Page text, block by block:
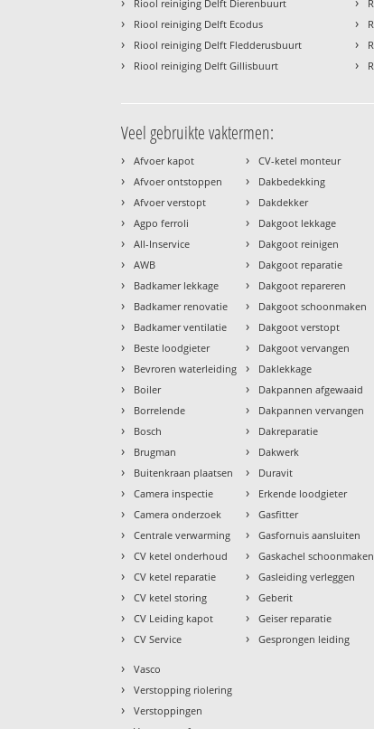
Riool reiniging Delft Dierenbuurt
› Riool reiniging Delft Ecodus
› Riool reiniging Delft Fledderusbuurt
› Riool reiniging Delft Gillisbuurt
›
›
›
Veel gebruikte vaktermen:
› Afvoer kapot
› Afvoer ontstoppen
› Afvoer verstopt
› Agpo ferroli
› All-Inservice
› AWB
› Badkamer lekkage
› Badkamer renovatie
› Badkamer ventilatie
› Beste loodgieter
› Bevroren waterleiding
› Boiler
› Borrelende
› Bosch
› Brugman
› Buitenkraan plaatsen
› Camera inspectie
› Camera onderzoek
› Centrale verwarming
› CV ketel onderhoud
› CV ketel reparatie
› CV ketel storing
› CV Leiding kapot
› CV Service
› CV-ketel monteur
› Dakbedekking
› Dakdekker
› Dakgoot lekkage
› Dakgoot reinigen
› Dakgoot reparatie
› Dakgoot repareren
› Dakgoot schoonmaken
› Dakgoot verstopt
› Dakgoot vervangen
› Daklekkage
› Dakpannen afgewaaid
› Dakpannen vervangen
› Dakreparatie
› Dakwerk
› Duravit
› Erkende loodgieter
› Gasfitter
› Gasfornuis aansluiten
› Gaskachel schoonmaken
› Gasleiding verleggen
› Geberit
› Geiser reparatie
› Gesprongen leiding
› Vasco
› Verstopping riolering
› Verstoppingen